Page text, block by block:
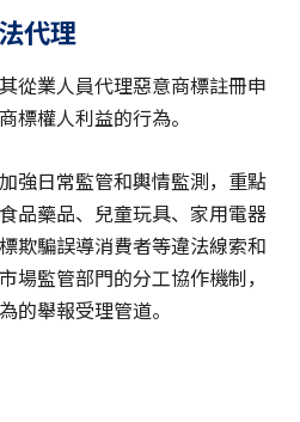
代理
從業人員代理惡意商標註冊申
標權人利益的行為。
強日常監管和輿情監測，重點
品藥品、兒童玩具、家用電器
欺騙誤導消費者等違法線索和
場監管部門的分工協作機制，
的舉報受理管道。